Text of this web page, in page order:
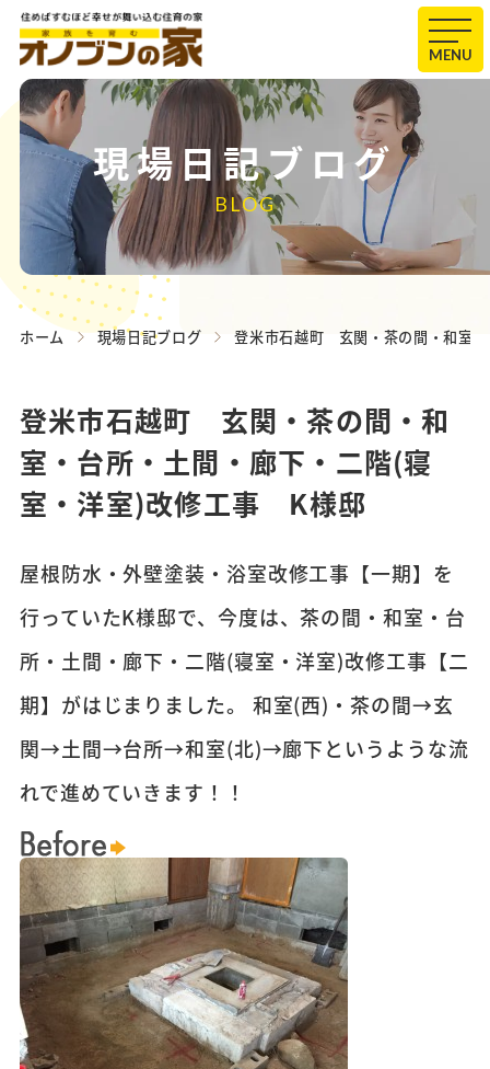
MENU
現場日記ブログ
BLOG
ホーム 現場日記ブログ 登米市石越町 玄関・茶の間・和室
登米市石越町 玄関・茶の間・和
室・台所・土間・廊下・二階(寝
室・洋室)改修工事 K様邸
屋根防水・外壁塗装・浴室改修工事【一期】を
行っていたK様邸で、今度は、茶の間・和室・台
所・土間・廊下・二階(寝室・洋室)改修工事【二
期】がはじまりました。 和室(西)・茶の間→玄
関→土間→台所→和室(北)→廊下というような流
れで進めていきます！！